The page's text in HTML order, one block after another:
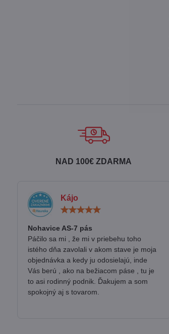
NAD 100€ ZDARMA
Kájo
Nohavice AS-7 pás
Páčilo sa mi , že mi v priebehu toho
istého dňa zavolali v akom stave je moja
objednávka a kedy ju odosielajú, inde
Vás berú , ako na bežiacom páse , tu je
to asi rodinný podnik. Ďakujem a som
spokojný aj s tovarom.